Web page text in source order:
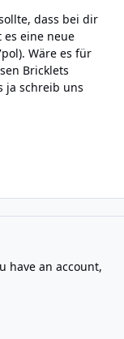
dass bei dir
es eine neue
Wäre es für
Bricklets
ja schreib uns
have an account,